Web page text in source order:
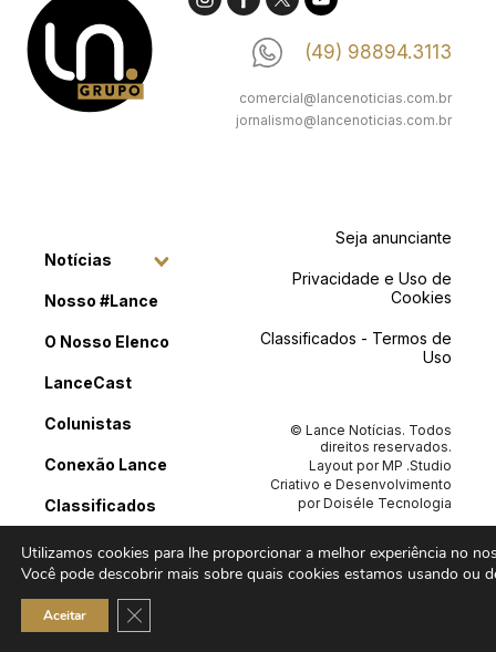
(49) 98894.3113
comercial@lancenoticias.com.br
jornalismo@lancenoticias.com.br
Notícias
Nosso #Lance
O Nosso Elenco
LanceCast
Colunistas
Conexão Lance
Classificados
Contato
Seja anunciante
Privacidade e Uso de
Cookies
Classificados - Termos de
Uso
© Lance Notícias. Todos
direitos reservados.
Layout porMP .Studio
Criativo e Desenvolvimento
porDoiséle Tecnologia
Utilizamos cookies para lhe proporcionar a melhor experiência no
Você pode descobrir mais sobre quais cookies estamos usando ou
Aceitar Close GDPR Cookie Banner